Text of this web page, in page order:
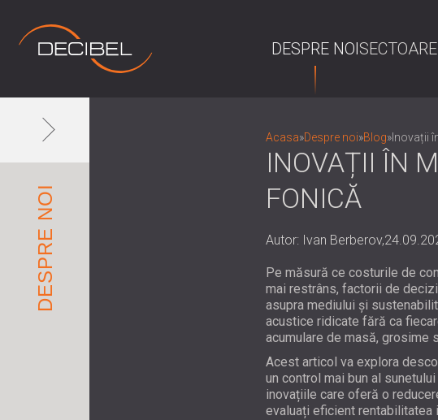
DESPRE NOI
DESPRE NOI
Acasa»Despre noi»Blog» Inovații
INOVAȚII ÎN
FONICĂ
Autor: Ivan Berberov,
Pe măsură ce costurile de
mai restrâns, factorii de
asupra mediului și
acustice ridicate fără ca
acumulare de masă, grosime
Acest articol va explora
un control mai bun al
inovațiile care oferă o
evaluați eficient